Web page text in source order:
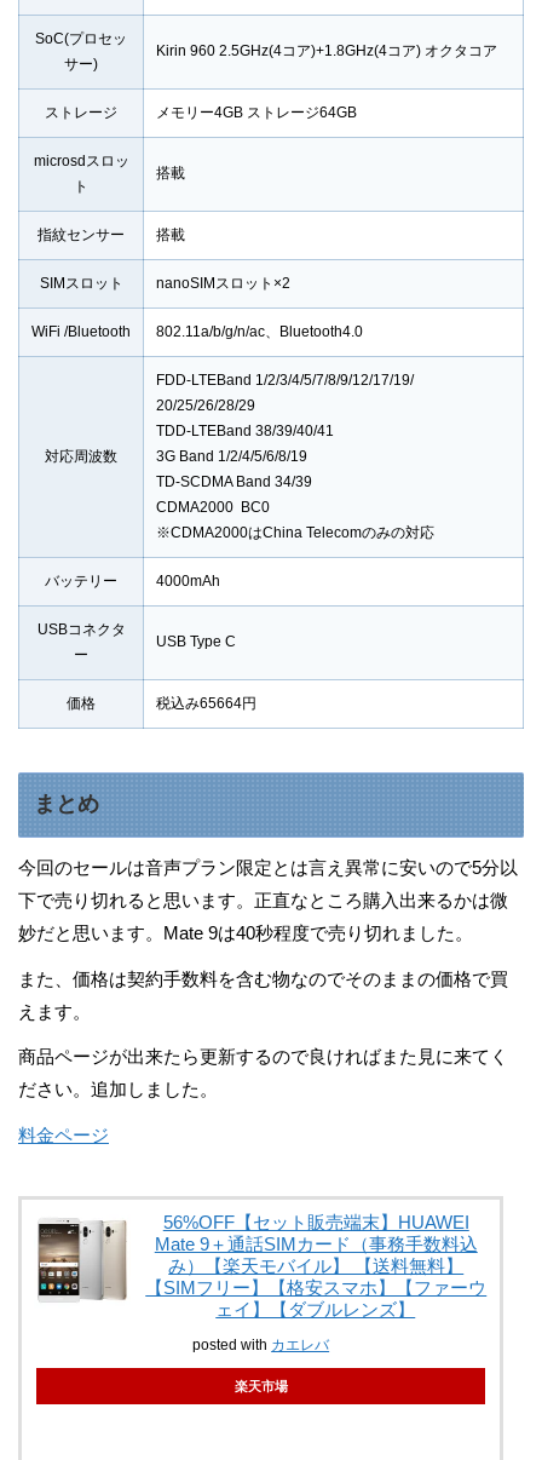
SoC(プロセッ
サー)
Kirin 960 2.5GHz(4コア)+1.8GHz(4コア) オクタコア
ストレージ メモリー4GB ストレージ64GB
microsdスロッ
ト
搭載
指紋センサー 搭載
SIMスロット nanoSIMスロット×2
WiFi /Bluetooth 802.11a/b/g/n/ac、Bluetooth4.0
対応周波数
FDD-LTEBand 1/2/3/4/5/7/8/9/12/17/19/
20/25/26/28/29
TDD-LTEBand 38/39/40/41
3G Band 1/2/4/5/6/8/19
TD-SCDMA Band 34/39
CDMA2000 BC0
※CDMA2000はChina Telecomのみの対応
バッテリー 4000mAh
USBコネクタ
ー
USB Type C
価格 税込み65664円
まとめ
今回のセールは音声プラン限定とは言え異常に安いので5分以
下で売り切れると思います。正直なところ購入出来るかは微
妙だと思います。Mate 9は40秒程度で売り切れました。
また、価格は契約手数料を含む物なのでそのままの価格で買
えます。
商品ページが出来たら更新するので良ければまた見に来てく
ださい。追加しました。
料金ページ
56%OFF【セット販売端末】HUAWEI
Mate 9＋通話SIMカード（事務手数料込
み）【楽天モバイル】 【送料無料】
【SIMフリー】【格安スマホ】【ファーウ
ェイ】【ダブルレンズ】
posted with カエレバ
楽天市場